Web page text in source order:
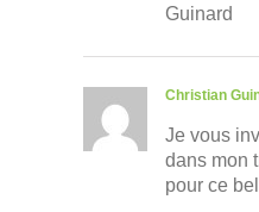
Guinard
Christian
Je vous
dans mon
pour ce